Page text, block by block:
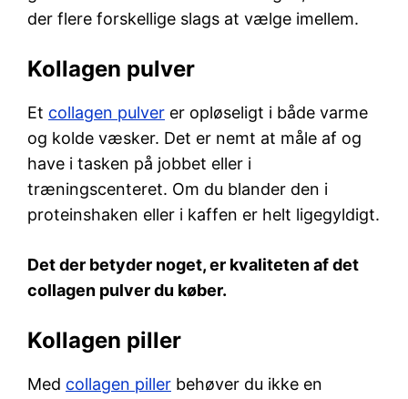
der flere forskellige slags at vælge imellem.
Kollagen pulver
Et collagen pulver er opløseligt i både varme
og kolde væsker. Det er nemt at måle af og
have i tasken på jobbet eller i
træningscenteret. Om du blander den i
proteinshaken eller i kaffen er helt ligegyldigt.
Det der betyder noget, er kvaliteten af det
collagen pulver du køber.
Kollagen piller
Med collagen piller behøver du ikke en